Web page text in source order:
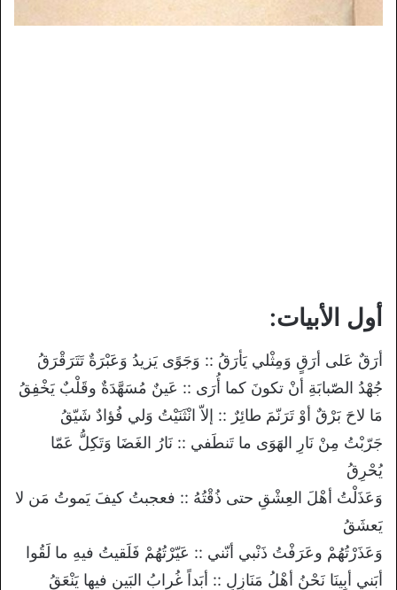
أول الأبيات:
أرَقٌ عَلى أرَقٍ وَمِثْلي يَأرَقُ :: وَجَوًى يَزيدُ وَعَبْرَةٌ تَتَرَقْرَقُ
جُهْدُ الصّبابَةِ أنْ تكونَ كما أُرَى :: عَينٌ مُسَهَّدَةٌ وقَلْبٌ يَخْفِقُ
مَا لاحَ بَرْقٌ أوْ تَرَنّمَ طائِرٌ :: إلاّ انْثَنَيْتُ وَلي فُؤادٌ شَيّقُ
جَرّبْتُ مِنْ نَارِ الهَوَى ما تَنطَفي :: نَارُ الغَضَا وَتَكِلُّ عَمّا
يُحْرِقُ
وَعَذَلْتُ أهْلَ العِشْقِ حتى ذُقْتُهُ :: فعجبتُ كيفَ يَموتُ مَن لا
يَعشَقُ
وَعَذَرْتُهُمْ وعَرَفْتُ ذَنْبي أنّني :: عَيّرْتُهُمْ فَلَقيتُ فيهِ ما لَقُوا
أبَني أبِينَا نَحْنُ أهْلُ مَنَازِلٍ :: أبَداً غُرابُ البَينِ فيها يَنْعَقُ